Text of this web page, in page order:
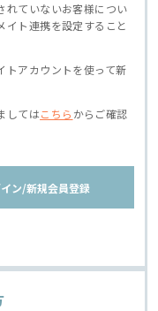
れていないお客様につい
イト連携を設定すること
トアカウントを使って新
してはこちら からご確認
ン/新規会員登録